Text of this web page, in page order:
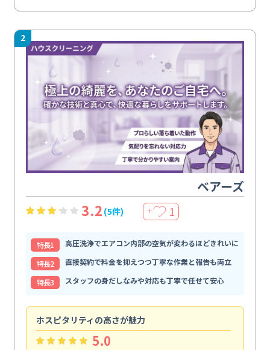
2
ベアーズ
3.2 (5件) ＋ 1
特⻑1
高圧洗浄でエアコン内部の空気が変わるほどきれいに
特⻑2
直接契約で料金を抑えつつ丁寧な作業と報告も両立
特⻑3
スタッフの身だしなみや対応も丁寧で任せて安心
ホスピタリティの高さが魅力
5.0